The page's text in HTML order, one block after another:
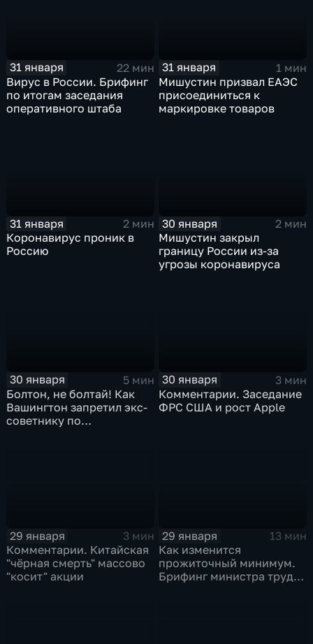
31 января
22 мин
Вирус в России. Брифинг
по итогам заседания
оперативного штаба
31 января
1 мин
Мишустин призвал ЕАЭС
присоединиться к
маркировке товаров
31 января
2 мин
Коронавирус проник в
Россию
30 января
2 мин
Мишустин закрыл
границу России из-за
угрозы коронавируса
30 января
5 мин
Болтон, не болтай! Как
Вашингтон запретил экс-
советнику по
30 января
3 мин
Комментарии. Заседание
ФРС США и рост Apple
29 января
3 мин
Комментарии. Китайская
"чёрная смерть" массово
"косит" акции
29 января
13 мин
Как изменится
прожиточный минимум.
Брифинг министра труда